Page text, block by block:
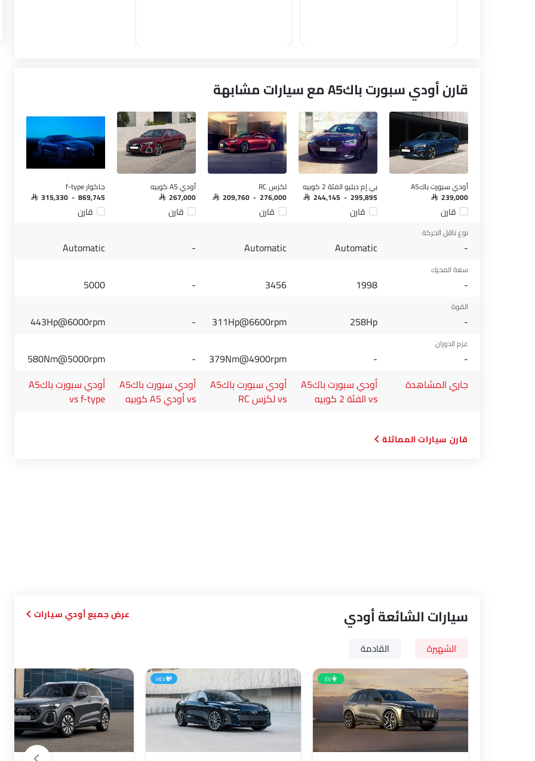
قارن أودي سبورت باكA5 مع سيارات مشابهة
أودي سبورت باكA5
SAR 239,000
قارن
بي إم دبليو الفئة 2 كوبيه
SAR 244,145 - 295,895
قارن
لكزس RC
SAR 209,760 - 276,000
قارن
أودي A5 كوبيه
SAR 267,000
قارن
جاكوار f-type
SAR 315,330 - 869,745
قارن
نوع ناقل الحركة
-
Automatic
Automatic
-
Automatic
سعة المحرك
-
1998
3456
-
5000
القوة
-
258Hp
311Hp@6600rpm
-
443Hp@6000rpm
عزم الدوران
-
-
379Nm@4900rpm
-
580Nm@5000rpm
جاري المشاهدة
أودي سبورت باكA5
vs الفئة 2 كوبيه
أودي سبورت باكA5
vs لكزس RC
أودي سبورت باكA5
vs أودي A5 كوبيه
أودي سبورت باكA5
vs f-type
قارن سيارات المماثلة
سيارات الشائعة أودي
الشهيرة القادمة
EV
HEV
أودي سيارات